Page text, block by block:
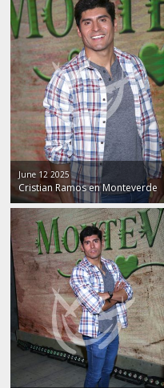
June 12 2025
Cristian Ramos en Monteverde